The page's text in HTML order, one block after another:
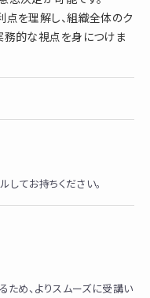
を理解し、組織全体のク
務的な視点を身につけま
てお持ちください。
め、よりスムーズに受講い